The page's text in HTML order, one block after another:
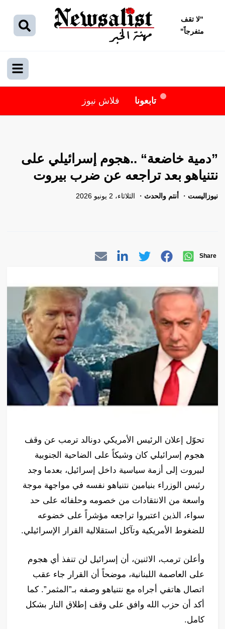
"لا تقف
متفرجاً"
تابعونا فلاش نيوز
”دمية خاضعة“ ..هجوم إسرائيلي على
نتنياهو بعد تراجعه عن ضرب بيروت
نيوزاليست أنتم والحدث الثلاثاء، 2 يونيو 2026
Share
تحوّل إعلان الرئيس الأمريكي دونالد ترمب عن وقف
هجوم إسرائيلي كان وشيكاً على الضاحية الجنوبية
لبيروت إلى أزمة سياسية داخل إسرائيل، بعدما وجد
رئيس الوزراء بنيامين نتنياهو نفسه في مواجهة موجة
واسعة من الانتقادات من خصومه وحلفائه على حد
سواء، الذين اعتبروا تراجعه مؤشراً على خضوعه
للضغوط الأمريكية وتآكل استقلالية القرار الإسرائيلي.
وأعلن ترمب، الاثنين، أن إسرائيل لن تنفذ أي هجوم
على العاصمة اللبنانية، موضحاً أن القرار جاء عقب
اتصال هاتفي أجراه مع نتنياهو وصفه بـ”المثمر”. كما
أكد أن حزب الله وافق على وقف إطلاق النار بشكل
كامل.